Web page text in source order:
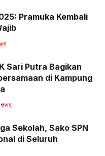
Pramuka Kembali
Sari Putra Bagikan
di Kampung
Sekolah, Sako SPN
di Seluruh